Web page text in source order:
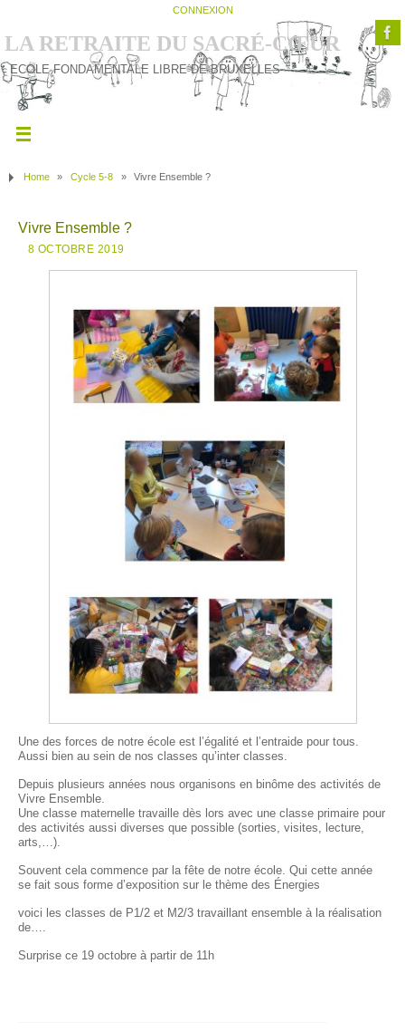
CONNEXION
LA RETRAITE DU SACRÉ-CŒUR
ECOLE FONDAMENTALE LIBRE DE BRUXELLES
Home » Cycle 5-8 » Vivre Ensemble ?
Vivre Ensemble ?
8 OCTOBRE 2019
Une des forces de notre école est l’égalité et l’entraide pour tous.
Aussi bien au sein de nos classes qu’inter classes.
Depuis plusieurs années nous organisons en binôme des activités de
Vivre Ensemble.
Une classe maternelle travaille dès lors avec une classe primaire pour
des activités aussi diverses que possible (sorties, visites, lecture,
arts,…).
Souvent cela commence par la fête de notre école. Qui cette année
se fait sous forme d’exposition sur le thème des Énergies
voici les classes de P1/2 et M2/3 travaillant ensemble à la réalisation
de….
Surprise ce 19 octobre à partir de 11h